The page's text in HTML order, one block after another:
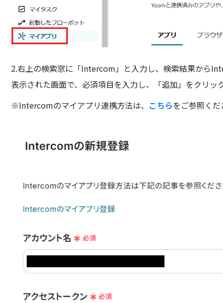
2.右上の検索窓に「Intercom」と入力し、検索結果から
表示された画面で、必須項目を入力し、「追加」をクリッ
※Intercomのマイアプリ連携方法は、 こちらをご参照く